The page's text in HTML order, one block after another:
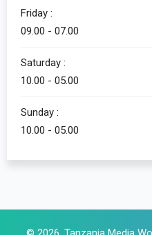
Friday :
09.00 - 07.00
Saturday :
10.00 - 05.00
Sunday :
10.00 - 05.00